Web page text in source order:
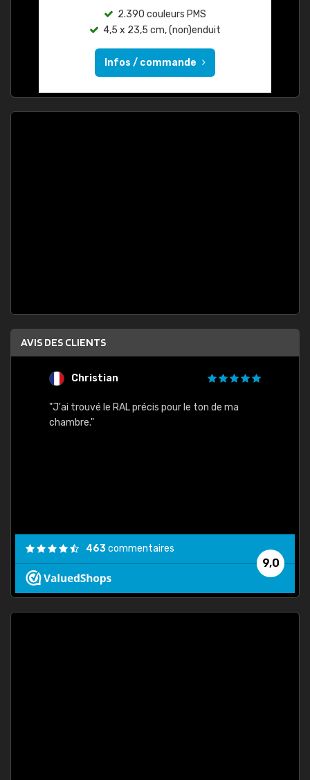
2.390 couleurs PMS
4,5 x 23,5 cm, (non)enduit
Infos / commande
AVIS DES CLIENTS
Christian
"J'ai trouvé le RAL précis pour le ton de ma
chambre."
9,0
463commentaires